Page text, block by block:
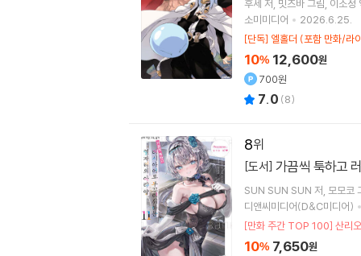
후세 저 밋츠바그림 이소정
소미미디어
2026.6.25.
[단독] 엘홀더 (포함 만화/라
10% 12,600원
700원
7.0 (8)
8
[도서] 가끔씩 툭하고
SUN SUN SUN 저 모모코
디앤씨미디어(D&C미디어)
[만화 주간 TOP 100] 산리
10% 7,650원